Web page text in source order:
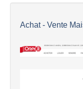
Achat - Vente